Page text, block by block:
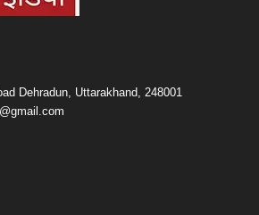
Dehradun, Uttarakhand, 248001